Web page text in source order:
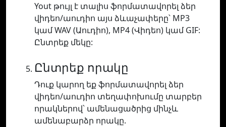
Yout թույլ է տալիս ֆորմատավորել ձեր
վիդեո/աուդիո այս ձևաչափերը՝ MP3
կամ WAV (Աուդիո), MP4 (Վիդեո) կամ GIF:
Ընտրեք մեկը:
Ընտրեք որակը
Դուք կարող եք ֆորմատավորել ձեր
վիդեո/աուդիո տեղափոխումը տարբեր
որակներով՝ ամենացածրից մինչև
ամենաբարձր որակը.